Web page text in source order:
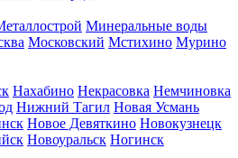
Минеральные воды
Московский Мстихино Мурино
Нахабино Некрасовка Немчиновка
Нижний Тагил Новая Усмань
Новое Девяткино Новокузнецк
Новоуральск Ногинск